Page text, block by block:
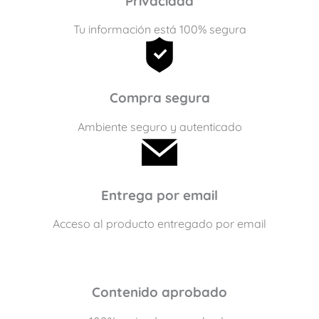
Tu información está 100% segura
Compra segura
Ambiente seguro y autenticado
Entrega por email
Acceso al producto entregado por email
Contenido aprobado